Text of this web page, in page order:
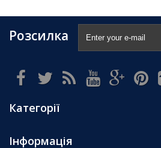
Розсилка
Категорії
Інформація